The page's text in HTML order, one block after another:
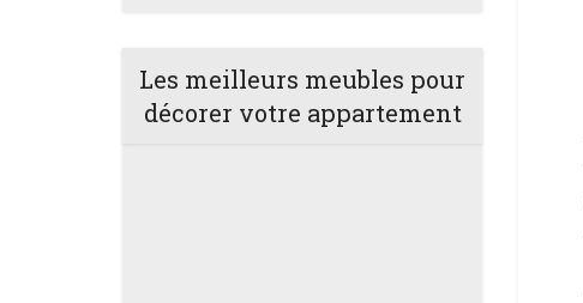
Les meilleurs meubles pour
décorer votre appartement